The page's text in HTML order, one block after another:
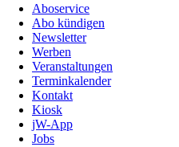
Aboservice
Abo kündigen
Newsletter
Werben
Veranstaltungen
Terminkalender
Kontakt
Kiosk
jW-App
Jobs